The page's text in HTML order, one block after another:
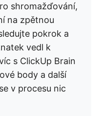
shromažďování,
na zpětnou
pokrok a
vedl k
s ClickUp Brain
body a další
v procesu nic